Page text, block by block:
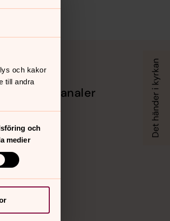
och kakor
till andra
och
medier
Sociala kanaler
Facebook
X
Instagram
Vimeo